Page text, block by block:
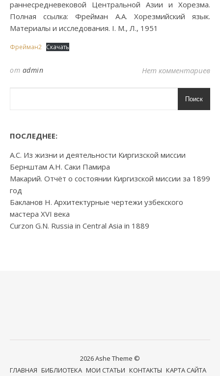
раннесредневековой Центральной Азии и Хорезма.
Полная ссылка: Фрейман А.А. Хорезмийский язык.
Материалы и исследования. I. М., Л., 1951
Фрейман2 Скачать
от admin Нет комментариев
Поиск
ПОСЛЕДНЕЕ:
А.С. Из жизни и деятельности Киргизской миссии
Бернштам А.Н. Саки Памира
Макарий. Отчёт о состоянии Киргизской миссии за 1899
год
Бакланов Н. Архитектурные чертежи узбекского
мастера XVI века
Curzon G.N. Russia in Central Asia in 1889
2026 Ashe Theme ©
ГЛАВНАЯ БИБЛИОТЕКА МОИ СТАТЬИ КОНТАКТЫ КАРТА САЙТА